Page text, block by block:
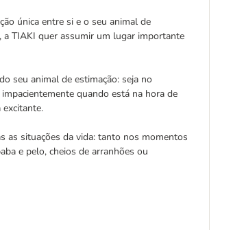
única entre si e o seu animal de
a TIAKI quer assumir um lugar importante
seu animal de estimação: seja no
quando está na hora de
as situações da vida: tanto nos momentos
e pelo, cheios de arranhões ou